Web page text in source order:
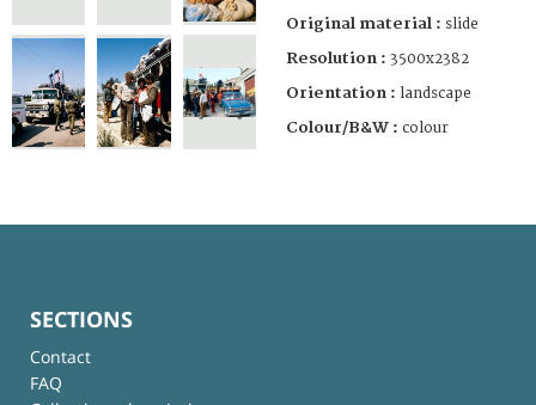
Original material : slide
Resolution : 3500x2382
Orientation : landscape
Colour/B&W : colour
SECTIONS
Contact
FAQ